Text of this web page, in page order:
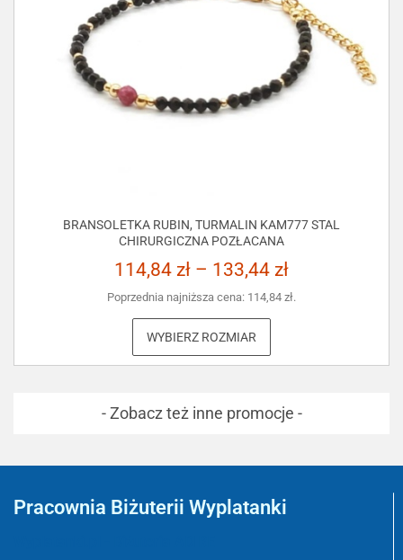
BRANSOLETKA RUBIN, TURMALIN KAM777 STAL
CHIRURGICZNA POZŁACANA
114,84 zł – 133,44 zł
Poprzednia najniższa cena: 114,84 zł.
WYBIERZ ROZMIAR
- Zobacz też inne promocje -
Pracownia Biżuterii Wyplatanki